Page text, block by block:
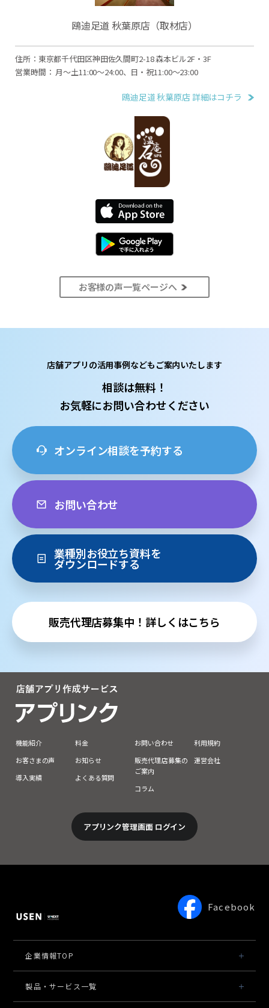
鴎迪足道 秋葉原店（取材店）
住所：東京都千代田区神田佐久間町2-18 森本ビル2F・3F
営業時間： 月～土11:00～24:00、日・祝11:00～23:00
鴎迪足道 秋葉原店 詳細はコチラ
お客様の声一覧ページへ
店舗アプリの活用事例などもご案内いたします
相談は無料！
お気軽にお問い合わせください
オンライン相談を予約する
お問い合わせ
業種別お役立ち資料を
ダウンロードする
販売代理店募集中！詳しくはこちら
機能紹介
お客さまの声
導入実績
料金
お知らせ
よくある質問
お問い合わせ
販売代理店募集の
ご案内
コラム
利用規約
運営会社
アプリンク管理画面 ログイン
Facebook
企業情報TOP
事業内容
製品・サービス一覧